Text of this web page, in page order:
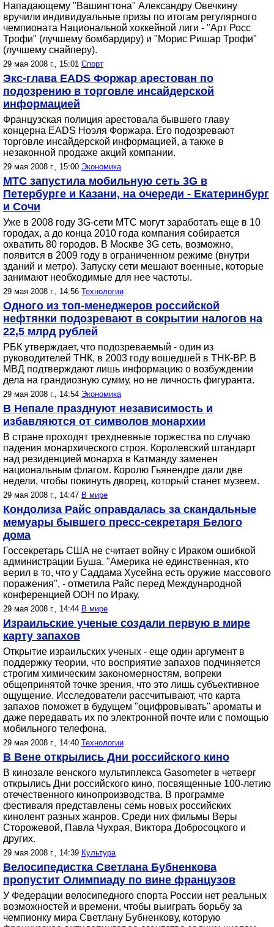
Нападающему "Вашингтона" Александру Овечкину
вручили индивидуальные призы по итогам регулярного
чемпионата Национальной хоккейной лиги - "Арт Росс
Трофи" (лучшему бомбардиру) и "Морис Ришар Трофи"
(лучшему снайперу).
29 мая 2008 г., 15:01 Спорт
Экс-глава EADS Форжар арестован по
подозрению в торговле инсайдерской
информацией
Французская полиция арестовала бывшего главу
концерна EADS Ноэля Форжара. Его подозревают
торговле инсайдерской информацией, а также в
незаконной продаже акций компании.
29 мая 2008 г., 15:00 Экономика
МТС запустила мобильную сеть 3G в
Петербурге и Казани, на очереди - Екатеринбург
и Сочи
Уже в 2008 году 3G-сети МТС могут заработать еще в 10
городах, а до конца 2010 года компания собирается
охватить 80 городов. В Москве 3G сеть, возможно,
появится в 2009 году в ограниченном режиме (внутри
зданий и метро). Запуску сети мешают военные, которые
занимают необходимые для нее частоты.
29 мая 2008 г., 14:56 Технологии
Одного из топ-менеджеров российской
нефтянки подозревают в сокрытии налогов на
22,5 млрд рублей
РБК утверждает, что подозреваемый - один из
руководителей ТНК, в 2003 году вошедшей в ТНК-ВР. В
МВД подтверждают лишь информацию о возбуждении
дела на грандиозную сумму, но не личность фигуранта.
29 мая 2008 г., 14:54 Экономика
В Непале празднуют независимость и
избавляются от символов монархии
В стране проходят трехдневные торжества по случаю
падения монархического строя. Королевский штандарт
над резиденцией монарха в Катманду заменен
национальным флагом. Королю Гьянендре дали две
недели, чтобы покинуть дворец, который станет музеем.
29 мая 2008 г., 14:47 В мире
Кондолиза Райс оправдалась за скандальные
мемуары бывшего пресс-секретаря Белого
дома
Госсекретарь США не считает войну с Ираком ошибкой
администрации Буша. "Америка не единственная, кто
верил в то, что у Саддама Хусейна есть оружие массового
поражения", - отметила Райс перед Международной
конференцией ООН по Ираку.
29 мая 2008 г., 14:44 В мире
Израильские ученые создали первую в мире
карту запахов
Открытие израильских ученых - еще один аргумент в
поддержку теории, что восприятие запахов подчиняется
строгим химическим закономерностям, вопреки
общепринятой точке зрения, что это лишь субъективное
ощущение. Исследователи рассчитывают, что карта
запахов поможет в будущем "оцифровывать" ароматы и
даже передавать их по электронной почте или с помощью
мобильного телефона.
29 мая 2008 г., 14:40 Технологии
В Вене открылись Дни российского кино
В кинозале венского мультиплекса Gasometer в четверг
открылись Дни российского кино, посвященные 100-летию
отечественного кинопроизводства. В программе
фестиваля представлены семь новых российских
кинолент разных жанров. Среди них фильмы Веры
Сторожевой, Павла Чухрая, Виктора Добросоцкого и
других.
29 мая 2008 г., 14:39 Культура
Велосипедистка Светлана Бубненкова
пропустит Олимпиаду по вине французов
У Федерации велосипедного спорта России нет реальных
возможностей и времени, чтобы выиграть борьбу за
чемпионку мира Светлану Бубненкову, которую